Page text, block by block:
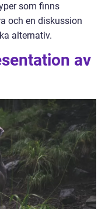
som finns
och en diskussion
alternativ.
av